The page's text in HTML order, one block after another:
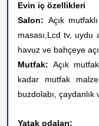
Evin iç özellikleri
Salon: Açık
masası,Lcd tv, uydu
havuz ve bahçeye
Mutfak:Açık
kadar mutfak
buzdolabı, çaydanlık
Yatak odaları: